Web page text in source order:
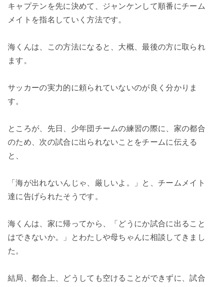
キャプテンを先に決めて、ジャンケンして順番にチーム
メイトを指名していく方法です。
海くんは、この方法になると、大概、最後の方に取られ
ます。
サッカーの実力的に頼られていないのが良く分かりま
す。
ところが、先日、少年団チームの練習の際に、家の都合
のため、次の試合に出られないことをチームに伝える
と、
「海が出れないんじゃ、厳しいよ。」と、チームメイト
達に告げられたそうです。
海くんは、家に帰ってから、「どうにか試合に出ること
はできないか。」とわたしや母ちゃんに相談してきまし
た。
結局、都合上、どうしても空けることができずに、試合